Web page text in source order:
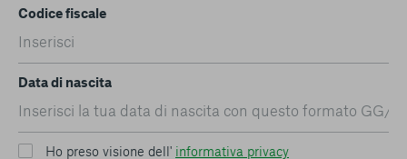
Codice fiscale
Data di nascita
Ho preso visione dell' informativa privacy